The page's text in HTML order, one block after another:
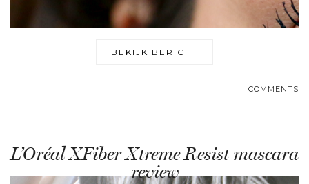
BEKIJK BERICHT
COMMENTS
L’Oréal XFiber Xtreme Resist mascara
review